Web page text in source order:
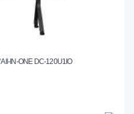
IN-ONE DC-120U1IO